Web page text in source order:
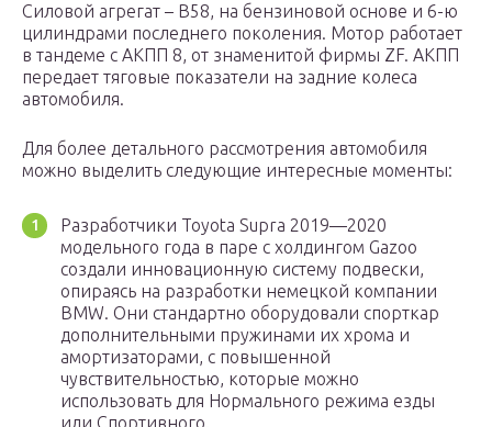
Силовой агрегат – В58, на бензиновой основе и 6-ю
цилиндрами последнего поколения. Мотор работает
в тандеме с АКПП 8, от знаменитой фирмы ZF. АКПП
передает тяговые показатели на задние колеса
автомобиля.
Для более детального рассмотрения автомобиля
можно выделить следующие интересные моменты:
Разработчики Toyota Supra 2019—2020
модельного года в паре с холдингом Gazoo
создали инновационную систему подвески,
опираясь на разработки немецкой компании
BMW. Они стандартно оборудовали спорткар
дополнительными пружинами их хрома и
амортизаторами, с повышенной
чувствительностью, которые можно
использовать для Нормального режима езды
или Спортивного.